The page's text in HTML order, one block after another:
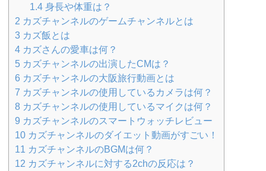
1.4身長や体重は？
2 カズチャンネルのゲームチャンネルとは
3 カズ飯とは
4 カズさんの愛車は何？
5 カズチャンネルの出演したCMは？
6 カズチャンネルの大阪旅行動画とは
7 カズチャンネルの使用しているカメラは何？
8 カズチャンネルの使用しているマイクは何？
9 カズチャンネルのスマートウォッチレビュー
10 カズチャンネルのダイエット動画がすごい！
11 カズチャンネルのBGMは何？
12 カズチャンネルに対する2chの反応は？